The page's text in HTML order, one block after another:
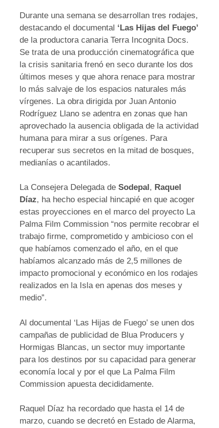
Durante una semana se desarrollan tres rodajes,
destacando el documental ‘Las Hijas del Fuego’
de la productora canaria Terra Incognita Docs.
Se trata de una producción cinematográfica que
la crisis sanitaria frenó en seco durante los dos
últimos meses y que ahora renace para mostrar
lo más salvaje de los espacios naturales más
vírgenes. La obra dirigida por Juan Antonio
Rodríguez Llano se adentra en zonas que han
aprovechado la ausencia obligada de la actividad
humana para mirar a sus orígenes. Para
recuperar sus secretos en la mitad de bosques,
medianías o acantilados.
La Consejera Delegada de Sodepal , Raquel
Díaz, ha hecho especial hincapié en que acoger
estas proyecciones en el marco del proyecto La
Palma Film Commission “nos permite recobrar el
trabajo firme, comprometido y ambicioso con el
que habíamos comenzado el año, en el que
habíamos alcanzado más de 2,5 millones de
impacto promocional y económico en los rodajes
realizados en la Isla en apenas dos meses y
medio”.
Al documental ‘Las Hijas de Fuego’ se unen dos
campañas de publicidad de Blua Producers y
Hormigas Blancas, un sector muy importante
para los destinos por su capacidad para generar
economía local y por el que La Palma Film
Commission apuesta decididamente.
Raquel Díaz ha recordado que hasta el 14 de
marzo, cuando se decretó en Estado de Alarma,